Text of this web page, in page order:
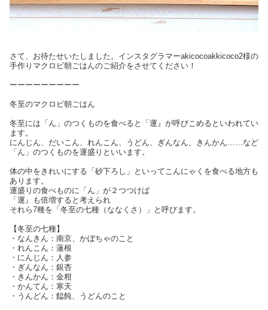
さて、お待たせいたしました。インスタグラマーakicocoakkicoco2様の
手作りマクロビ朝ごはんのご紹介をさせてください！
ーーーーーーーーー
冬至のマクロビ朝ごはん
冬至には「ん」のつくものを食べると「運』が呼びこめるといわれてい
ます。
にんじん、だいこん、れんこん、うどん、ぎんなん、きんかん……など
「ん」のつくものを運盛りといいます。
体の中をきれいにする「砂下ろし」といってこんにゃくを食べる地方も
あります。
運盛りの食べものに「ん」が２つつけば
「運』も倍増すると考えられ
それら7種を「冬至の七種（ななくさ）」と呼びます。
【冬至の七種】
・なんきん：南京、かぼちゃのこと
・れんこん：蓮根
・にんじん：人参
・ぎんなん：銀杏
・きんかん：金柑
・かんてん：寒天
・うんどん：饂飩、うどんのこと